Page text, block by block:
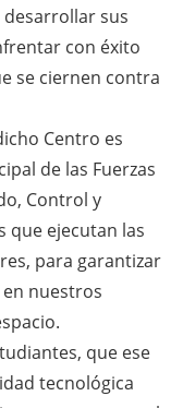
sus
con éxito
se ciernen contra
Centro es
de las Fuerzas
Control y
que ejecutan las
para garantizar
nuestros
que ese
tecnológica